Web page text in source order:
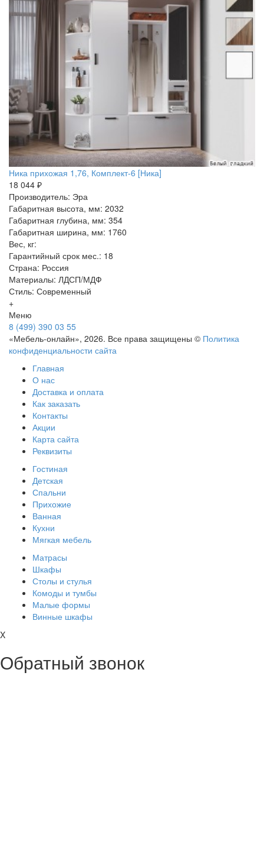
Ника прихожая 1,76, Комплект-6 [Ника]
18 044 ₽
Производитель: Эра
Габаритная высота, мм: 2032
Габаритная глубина, мм: 354
Габаритная ширина, мм: 1760
Вес, кг:
Гарантийный срок мес.: 18
Страна: Россия
Материалы: ЛДСП/МДФ
Стиль: Современный
+
Меню
8 (499) 390 03 55
«Мебель-онлайн», 2026. Все права защищены © Политика
конфиденциальности сайта
Главная
О нас
Доставка и оплата
Как заказать
Контакты
Акции
Карта сайта
Реквизиты
Гостиная
Детская
Спальни
Прихожие
Ванная
Кухни
Мягкая мебель
Матрасы
Шкафы
Столы и стулья
Комоды и тумбы
Малые формы
Винные шкафы
X
Обратный звонок